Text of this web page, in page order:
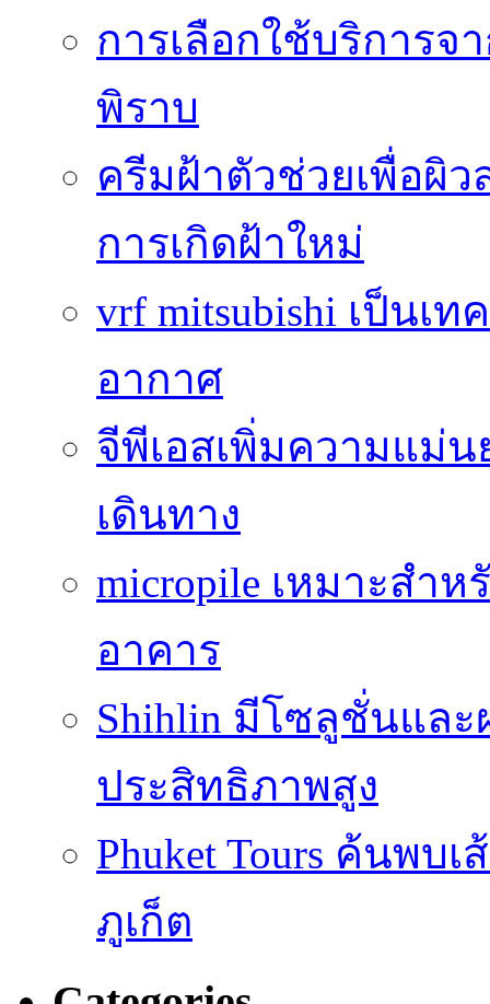
การเลือกใช้บริการ
พิราบ
ครีมฝ้าตัวช่วยเพื่อผิ
การเกิดฝ้าใหม่
vrf mitsubishi เป็นเ
อากาศ
จีพีเอสเพิ่มความแม่
เดินทาง
micropile เหมาะสำ
อาคาร
Shihlin มีโซลูชั่นแล
ประสิทธิภาพสูง
Phuket Tours ค้นพบ
ภูเก็ต